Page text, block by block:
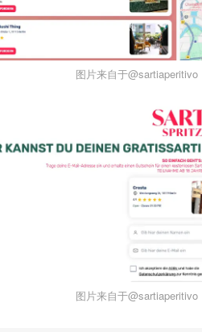
图片来自于
图片来自于